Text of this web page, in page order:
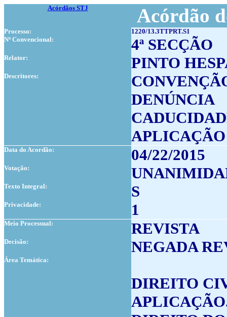
Acórdãos STJ Acórdão
Processo:
1220/13.3TTPRT.S1
Nº Convencional:
4ª SECÇÃO
Relator: PINTO
Descritores:
DENÚNCIA
Data do Acordão: 04/22/2015
Votação:
Texto Integral: S
Privacidade: 1
Meio Processual: REVISTA
Decisão: NEGADA
Área Temática:
DIREITO